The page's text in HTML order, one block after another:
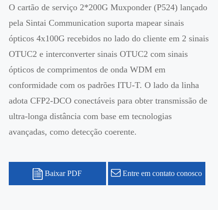
O cartão de serviço 2*200G Muxponder (P524) lançado
pela Sintai Communication suporta mapear sinais
ópticos 4x100G recebidos no lado do cliente em 2 sinais
OTUC2 e interconverter sinais OTUC2 com sinais
ópticos de comprimentos de onda WDM em
conformidade com os padrões ITU-T. O lado da linha
adota CFP2-DCO conectáveis para obter transmissão de
ultra-longa distância com base em tecnologias
avançadas, como detecção coerente.
Baixar PDF Entre em contato conosco